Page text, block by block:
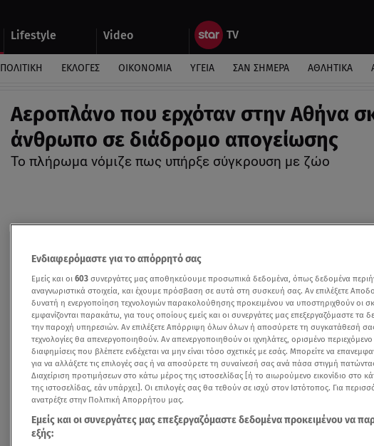
Lifestyle Video
ΠΟΛΙΤΙΚΗ ΕΚΛΟΓΕΣ ΟΙΚΟΝΟΜΙΑ ΥΓΕΙΑ ΣΑΝ ΣΗΜΕΡΑ ΑΘΛΗΤΙΚΑ
Aεροπλάνο που ερχόταν στην Αθήνα
άνθρωπο σε διάδρομο απογείωσης
Το πλήρωμα νόμιζε πως υπήρξε σύγκρουση με ζώο
Ενδιαφερόμαστε για το απόρρητό σας
Εμείς και οι 603 συνεργάτες μας αποθηκεύουμε προσωπικά δεδομένα, όπως δεδομένα
αναγνωριστικά στοιχεία, και έχουμε πρόσβαση σε αυτά στη συσκευή σας. Αν επιλέξετε
δυνατή η ενεργοποίηση τεχνολογιών παρακολούθησης προκειμένου να υποστηριχθούν οι
εμφανίζονται παρακάτω, για τους οποίους εμείς και οι συνεργάτες μας επεξεργαζόμαστε τα
την παροχή υπηρεσιών. Αν επιλέξετε Απόρριψη όλων όλων ή αποσύρετε τη συγκατάθεσή
τεχνολογίες θα απενεργοποιηθούν. Αν απενεργοποιηθούν οι ιχνηλάτες, ορισμένο περιεχόμενο
διαφημίσεις που βλέπετε ενδέχεται να μην είναι τόσο σχετικές με εσάς. Μπορείτε να
για να αλλάξετε τις επιλογές σας ή να αποσύρετε τη συναίνεσή σας ανά πάσα στιγμή
Διαχείριση προτιμήσεων στο κάτω μέρος της ιστοσελίδας [ή το αιωρούμενο εικονίδιο στο
της ιστοσελίδας, εάν υπάρχει]. Οι επιλογές σας θα τεθούν σε ισχύ στον Ιστότοπος. Για
ανατρέξτε στην Πολιτική Απορρήτου μας.
Εμείς και οι συνεργάτες μας επεξεργαζόμαστε δεδομένα προκειμένου να
εξής: